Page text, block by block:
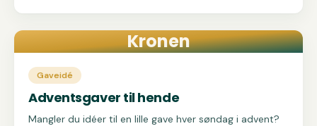
Kronen
Gaveidé
Adventsgaver til hende
Mangler du idéer til en lille gave hver søndag i advent?